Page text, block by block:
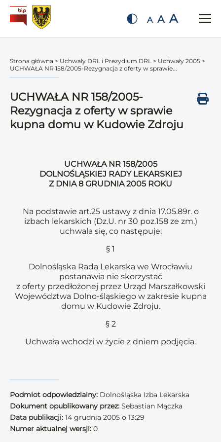
A A A
Strona główna > Uchwały DRL i Prezydium DRL > Uchwały 2005 >
UCHWAŁA NR 158/2005-Rezygnacja z oferty w sprawie...
UCHWAŁA NR 158/2005-
Rezygnacja z oferty w sprawie
kupna domu w Kudowie Zdroju
UCHWAŁA NR 158/2005
DOLNOŚLĄSKIEJ RADY LEKARSKIEJ
Z DNIA 8 GRUDNIA 2005 ROKU
Na podstawie art.25 ustawy z dnia 17.05.89r. o
izbach lekarskich (Dz.U. nr 30 poz.158 ze zm.)
uchwala się, co następuje:
§ 1
Dolnośląska Rada Lekarska we Wrocławiu
postanawia nie skorzystać
z oferty przedłożonej przez Urząd Marszałkowski
Województwa Dolno-śląskiego w zakresie kupna
domu w Kudowie Zdroju.
§ 2
Uchwała wchodzi w życie z dniem podjęcia.
Podmiot odpowiedzialny: Dolnośląska Izba Lekarska
Dokument opublikowany przez: Sebastian Mączka
Data publikacji: 14 grudnia 2005 o 13:29
Numer aktualnej wersji: 0